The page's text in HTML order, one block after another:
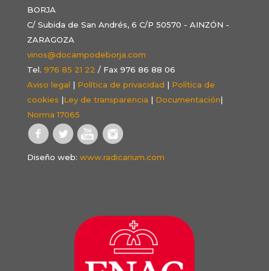
BORJA
C/ Subida de San Andrés, 6 C/P 50570 - AINZÓN -
ZARAGOZA
vinos@docampodeborja.com
Tel. 976 85 21 22 / Fax 976 86 88 06
Aviso legal | Política de privacidad | Política de
cookies |Ley de transparencia | Documentación|
Norma 17065
Diseño web: www.radicarium.com